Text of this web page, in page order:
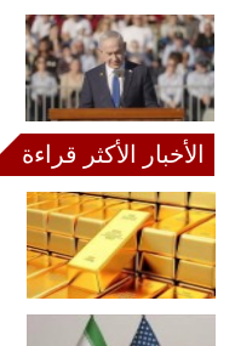
الأخبار الأكثر قراءة